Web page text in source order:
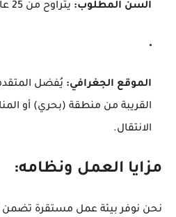
السن المطلوب: يتراوح من 25 عاماً وحتى 45 عاماً.
الموقع الجغرافي: يُفضل
القريبة من منطقة (بحري) أو
الانتقال.
مزايا العمل ونظامه:
نحن نوفر بيئة عمل مستقرة